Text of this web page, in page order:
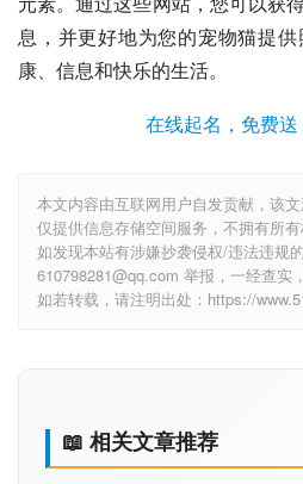
息，并更好地为您的宠物猫提
康、信息和快乐的生活。
在线起名，免费
本文内容由互联网用户自发贡献，该
仅提供信息存储空间服务，不拥有所有
如发现本站有涉嫌抄袭侵权/违法违规
610798281@qq.com 举报，一经查实
如若转载，请注明出处：https://
📖 相关文章推荐